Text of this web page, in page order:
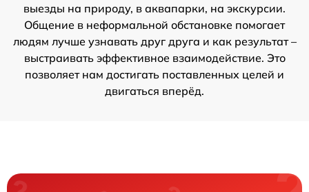
выезды на природу, в аквапарки, на экскурсии.
Общение в неформальной обстановке помогает
людям лучше узнавать друг друга и как результат –
выстраивать эффективное взаимодействие. Это
позволяет нам достигать поставленных целей и
двигаться вперёд.